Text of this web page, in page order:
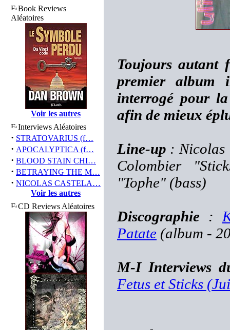
Book Reviews
Aléatoires
Voir les autres
Interviews Aléatoires
· STRATOVARIUS (f…
· APOCALYPTICA (f…
· BLOOD STAIN CHI…
· BETRAYING THE M…
· NICOLAS CASTELA…
Voir les autres
CD Reviews Aléatoires
Toujours autant
premier album
interrogé pour
afin de mieux
Line-up : Nicolas
Colombier
"Tophe" (bass)
Discographie :
Patate (album -
M-I Interviews
Fetus et Sticks